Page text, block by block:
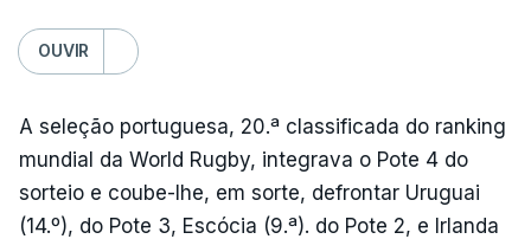
OUVIR
A seleção portuguesa, 20.ª classificada do ranking
mundial da World Rugby, integrava o Pote 4 do
sorteio e coube-lhe, em sorte, defrontar Uruguai
(14.º), do Pote 3, Escócia (9.ª). do Pote 2, e Irlanda